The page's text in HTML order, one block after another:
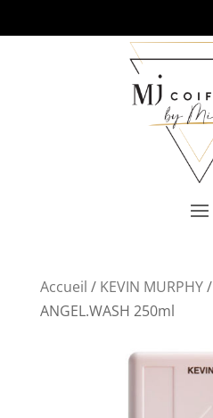
Accueil / KEVIN MURPHY/
ANGEL.WASH 250ml